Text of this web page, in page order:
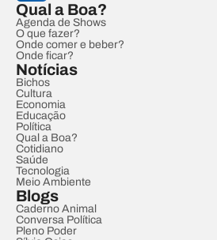
Qual a Boa?
Agenda de Shows
O que fazer?
Onde comer e beber?
Onde ficar?
Notícias
Bichos
Cultura
Economia
Educação
Política
Qual a Boa?
Cotidiano
Saúde
Tecnologia
Meio Ambiente
Blogs
Caderno Animal
Conversa Política
Pleno Poder